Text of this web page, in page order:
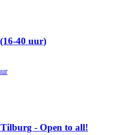
40 uur)
- Open to all!